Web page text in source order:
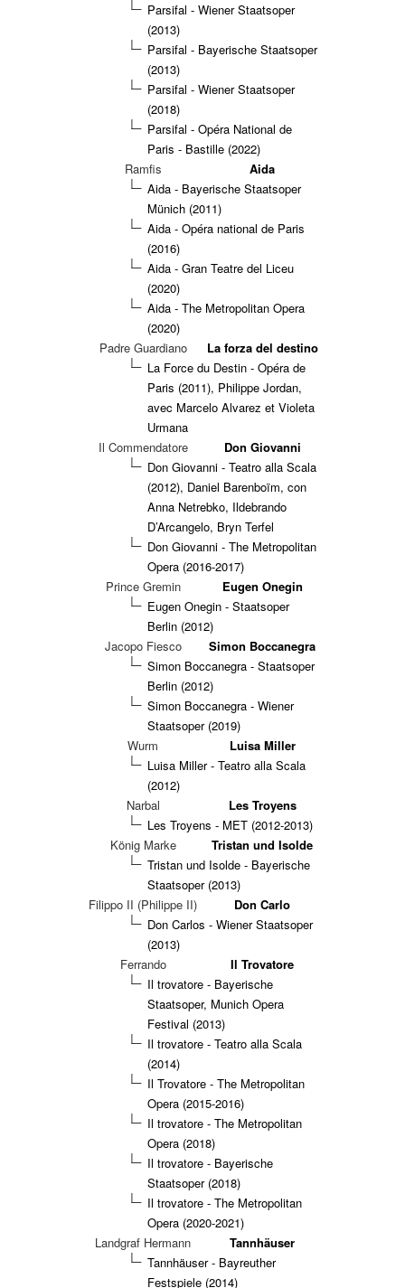
Parsifal - Wiener Staatsoper
(2013)
Parsifal - Bayerische Staatsoper
(2013)
Parsifal - Wiener Staatsoper
(2018)
Parsifal - Opéra National de
Paris - Bastille (2022)
Ramfis
Aida
Aida - Bayerische Staatsoper
Münich (2011)
Aida - Opéra national de Paris
(2016)
Aida - Gran Teatre del Liceu
(2020)
Aida - The Metropolitan Opera
(2020)
Padre Guardiano
La forza del destino
La Force du Destin - Opéra de
Paris (2011), Philippe Jordan,
avec Marcelo Alvarez et Violeta
Urmana
Il Commendatore
Don Giovanni
Don Giovanni - Teatro alla Scala
(2012), Daniel Barenboïm, con
Anna Netrebko, Ildebrando
D’Arcangelo, Bryn Terfel
Don Giovanni - The Metropolitan
Opera (2016-2017)
Prince Gremin
Eugen Onegin
Eugen Onegin - Staatsoper
Berlin (2012)
Jacopo Fiesco
Simon Boccanegra
Simon Boccanegra - Staatsoper
Berlin (2012)
Simon Boccanegra - Wiener
Staatsoper (2019)
Wurm
Luisa Miller
Luisa Miller - Teatro alla Scala
(2012)
Narbal
Les Troyens
Les Troyens - MET (2012-2013)
König Marke
Tristan und Isolde
Tristan und Isolde - Bayerische
Staatsoper (2013)
Filippo II (Philippe II)
Don Carlo
Don Carlos - Wiener Staatsoper
(2013)
Ferrando
Il Trovatore
Il trovatore - Bayerische
Staatsoper, Munich Opera
Festival (2013)
Il trovatore - Teatro alla Scala
(2014)
Il Trovatore - The Metropolitan
Opera (2015-2016)
Il trovatore - The Metropolitan
Opera (2018)
Il trovatore - Bayerische
Staatsoper (2018)
Il trovatore - The Metropolitan
Opera (2020-2021)
Landgraf Hermann
Tannhäuser
Tannhäuser - Bayreuther
Festspiele (2014)